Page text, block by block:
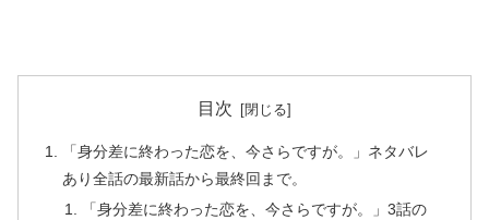
目次
「身分差に終わった恋を、今さらですが。」ネタバレ
あり全話の最新話から最終回まで。
「身分差に終わった恋を、今さらですが。」3話の